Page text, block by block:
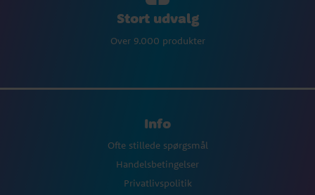
Stort udvalg
Over 9.000 produkter
Info
Ofte stillede spørgsmål
Handelsbetingelser
Privatlivspolitik